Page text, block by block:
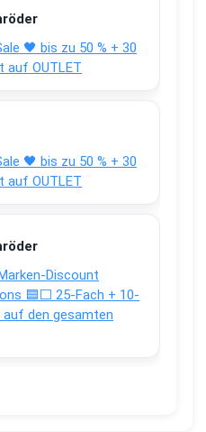
🖤 bis zu 50 % + 30
auf OUTLET
🖤 bis zu 50 % + 30
auf OUTLET
Discount
🟦⬜ 25-Fach + 10-
den gesamten